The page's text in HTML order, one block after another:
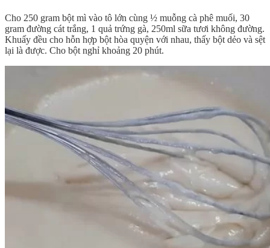
Cho 250 gram bột mì vào tô lớn cùng ½ muỗng cà phê muối, 30
gram đường cát trắng, 1 quả trứng gà, 250ml sữa tươi không đường.
Khuấy đều cho hỗn hợp bột hòa quyện với nhau, thấy bột dẻo và sệt
lại là được. Cho bột nghỉ khoảng 20 phút.